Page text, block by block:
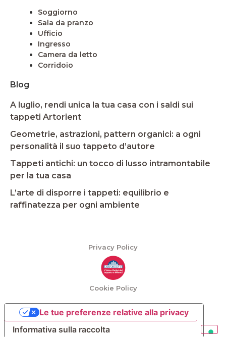
Soggiorno
Sala da pranzo
Ufficio
Ingresso
Camera da letto
Corridoio
Blog
A luglio, rendi unica la tua casa con i saldi sui
tappeti Artorient
Geometrie, astrazioni, pattern organici: a ogni
personalità il suo tappeto d’autore
Tappeti antichi: un tocco di lusso intramontabile
per la tua casa
L’arte di disporre i tappeti: equilibrio e
raffinatezza per ogni ambiente
Privacy Policy
Cookie Policy
Informativa sulla raccolta
Le tue preferenze relative alla privacy